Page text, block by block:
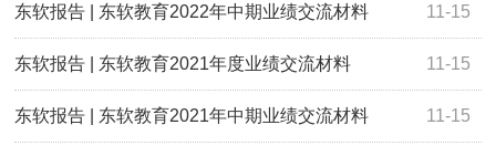
年4月） 11-15
东软报告 | 东软教育2022年中期业绩交流材料
11-15
东软报告 | 东软教育2021年度业绩交流材料
11-15
东软报告 | 东软教育2021年中期业绩交流材料